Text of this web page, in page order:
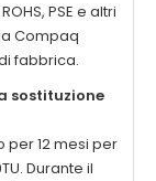
PSE e altri
Compaq
fabbrica.
sostituzione
per 12 mesi per
. Durante il